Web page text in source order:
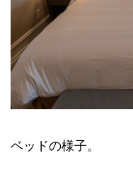
ベッドの様子。